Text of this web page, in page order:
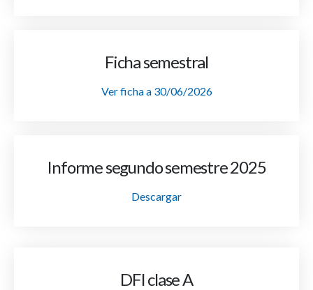
Ficha semestral
Ver ficha a 30/06/2026
Informe segundo semestre 2025
Descargar
DFI clase A